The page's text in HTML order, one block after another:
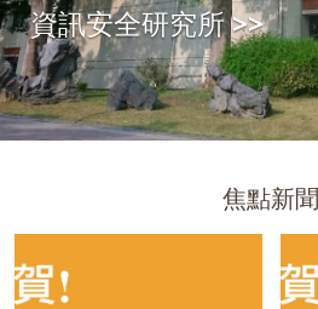
資訊安全研究所>>
焦點新聞